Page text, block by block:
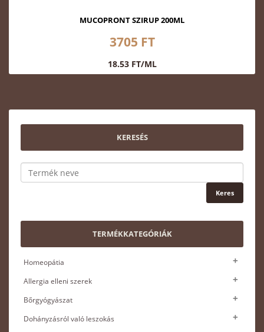
MUCOPRONT SZIRUP 200ML
3705 FT
18.53 FT/ML
KERESÉS
TERMÉKKATEGÓRIÁK
Homeopátia
Allergia elleni szerek
Bőrgyógyászat
Dohányzásról való leszokás